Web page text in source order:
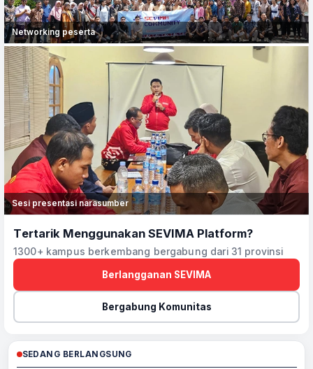
SEDANG BERLANGSUNG
Networking peserta
Sesi presentasi narasumber
Tertarik Menggunakan SEVIMA Platform?
1300+ kampus berkembang bergabung dari 31 provinsi
Berlangganan SEVIMA
Bergabung Komunitas